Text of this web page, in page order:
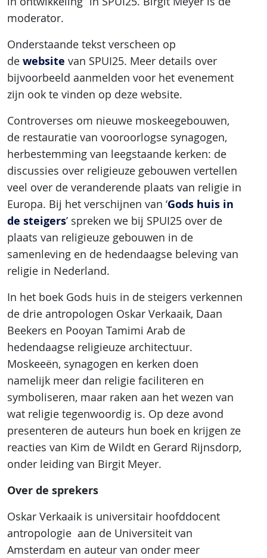
moderator.
Onderstaande tekst verscheen op
de website van SPUI25. Meer details over
bijvoorbeeld aanmelden voor het evenement
zijn ook te vinden op deze website.
Controverses om nieuwe moskeegebouwen,
de restauratie van vooroorlogse synagogen,
herbestemming van leegstaande kerken: de
discussies over religieuze gebouwen vertellen
veel over de veranderende plaats van religie in
Europa. Bij het verschijnen van ‘Gods huis in
de steigers’ spreken we bij SPUI25 over de
plaats van religieuze gebouwen in de
samenleving en de hedendaagse beleving van
religie in Nederland.
In het boek Gods huis in de steigers verkennen
de drie antropologen Oskar Verkaaik, Daan
Beekers en Pooyan Tamimi Arab de
hedendaagse religieuze architectuur.
Moskeeën, synagogen en kerken doen
namelijk meer dan religie faciliteren en
symboliseren, maar raken aan het wezen van
wat religie tegenwoordig is. Op deze avond
presenteren de auteurs hun boek en krijgen ze
reacties van Kim de Wildt en Gerard Rijnsdorp,
onder leiding van Birgit Meyer.
Over de sprekers
Oskar Verkaaik is universitair hoofddocent
antropologie aan de Universiteit van
Amsterdam en auteur van onder meer